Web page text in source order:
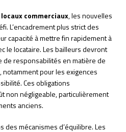
commerciaux, les nouvelles
L’encadrement plus strict des
capacité à mettre fin rapidement à
le locataire. Les bailleurs devront
de responsabilités en matière de
, notamment pour les exigences
Ces obligations
non négligeable, particulièrement
anciens.
mécanismes d’équilibre. Les